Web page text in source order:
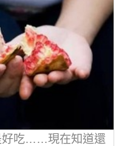
好吃……現在知道還